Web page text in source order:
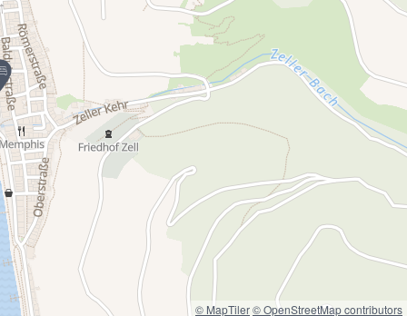
© MapTiler© OpenStreetMap contributors